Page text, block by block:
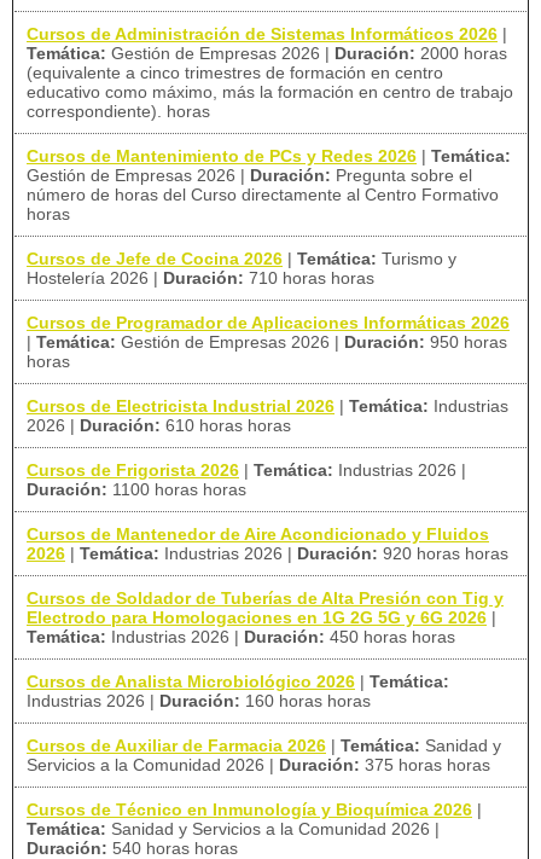
Cursos de Administración de Sistemas Informáticos 2026 |
Temática: Gestión de Empresas 2026 | Duración: 2000 horas
(equivalente a cinco trimestres de formación en centro
educativo como máximo, más la formación en centro de trabajo
correspondiente). horas
Cursos de Mantenimiento de PCs y Redes 2026 | Temática:
Gestión de Empresas 2026 | Duración: Pregunta sobre el
número de horas del Curso directamente al Centro Formativo
horas
Cursos de Jefe de Cocina 2026 | Temática: Turismo y
Hostelería 2026 | Duración: 710 horas horas
Cursos de Programador de Aplicaciones Informáticas 2026
| Temática: Gestión de Empresas 2026 | Duración: 950 horas
horas
Cursos de Electricista Industrial 2026 | Temática: Industrias
2026 | Duración: 610 horas horas
Cursos de Frigorista 2026 | Temática: Industrias 2026 |
Duración: 1100 horas horas
Cursos de Mantenedor de Aire Acondicionado y Fluidos
2026 | Temática: Industrias 2026 | Duración: 920 horas horas
Cursos de Soldador de Tuberías de Alta Presión con Tig y
Electrodo para Homologaciones en 1G 2G 5G y 6G 2026 |
Temática: Industrias 2026 | Duración: 450 horas horas
Cursos de Analista Microbiológico 2026 | Temática:
Industrias 2026 | Duración: 160 horas horas
Cursos de Auxiliar de Farmacia 2026 | Temática: Sanidad y
Servicios a la Comunidad 2026 | Duración: 375 horas horas
Cursos de Técnico en Inmunología y Bioquímica 2026 |
Temática: Sanidad y Servicios a la Comunidad 2026 |
Duración: 540 horas horas